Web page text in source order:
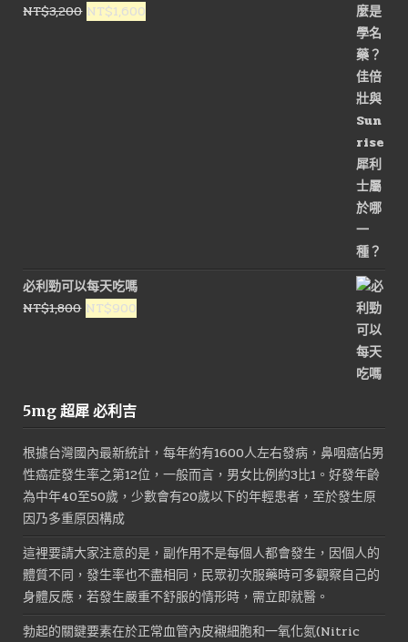
NT$1,600。NT$800。
NT$3,200 原
NT$1,600
必利勁可以每天吃嗎
NT$1,800 原
NT$900
5mg 超犀 必利吉
根據台灣國內最新統計，每年約有1600人左右發病，鼻咽癌佔男
性癌症發生率之第12位，一般而言，男女比例約3比1。好發年齡
為中年40至50歲，少數會有20歲以下的年輕患者，至於發生原
因乃多重原因構成
這裡要請大家注意的是，副作用不是每個人都會發生，因個人的
體質不同，發生率也不盡相同，民眾初次服藥時可多觀察自己的
身體反應，若發生嚴重不舒服的情形時，需立即就醫。
勃起的關鍵要素在於正常血管內皮襯細胞和一氧化氮(Nitric